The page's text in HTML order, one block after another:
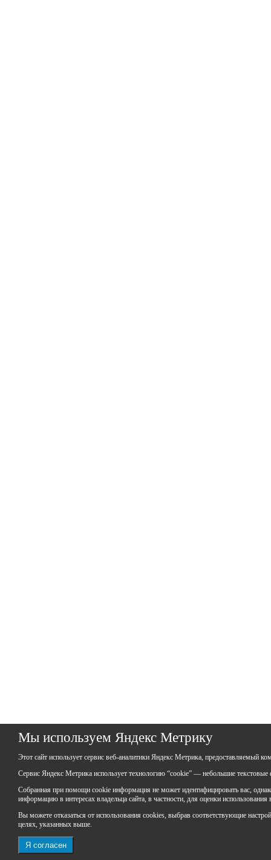
Мы используем Яндекс Метрику
Этот сайт использует сервис веб-аналитики Яндекс Метрика,
Сервис Яндекс Метрика использует технологию “cookie” — небольшие
Собранная при помощи cookie информация не может идентифицировать вас,
информацию в интересах владельца сайта, в частности, для оценки
Вы можете отказаться от использования cookies, выбрав соответствующие
целях, указанных выше.
Я согласен